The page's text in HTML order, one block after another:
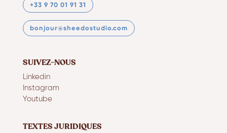
+33 9 70 01 91 31
bonjour@sheedostudio.com
SUIVEZ-NOUS
Linkedin
Instagram
Youtube
TEXTES JURIDIQUES